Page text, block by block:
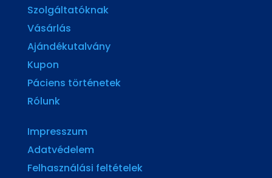
Szolgáltatóknak
Vásárlás
Ajándékutalvány
Kupon
Páciens történetek
Rólunk
Impresszum
Adatvédelem
Felhasználási feltételek